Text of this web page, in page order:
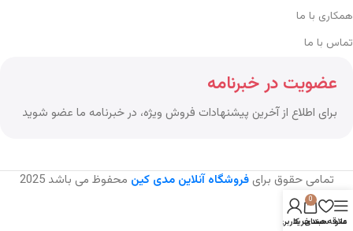
همکاری با ما
تماس با ما
عضویت در خبرنامه
برای اطلاع از آخرین پیشنهادات فروش ویژه، در خبرنامه ما عضو شوید
تمامی حقوق برایفروشگاه آنلاین مدی کین محفوظ می باشد 2025
منو
علاقه مندی
0
سبد خرید
حساب کاربری من